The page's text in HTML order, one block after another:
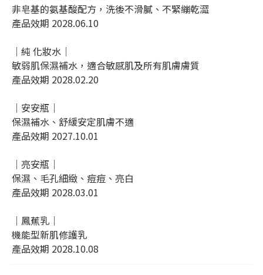
非皂基的氨基酸配方，洗後不滑膩、不緊繃乾澀
產品效期 2028.06.10
｜純 化妝水｜
敏弱肌保濕補水，適合敏感肌及所有肌膚膚質
產品效期 2028.02.20
｜安安瓶｜
保濕補水、舒緩安定肌膚不適
產品效期 2027.10.01
｜亮安瓶｜
保濕、毛孔細緻、痘痘、亮白
產品效期 2028.03.01
｜鳳蕉乳｜
機能型新肌修護乳
產品效期 2028.10.08